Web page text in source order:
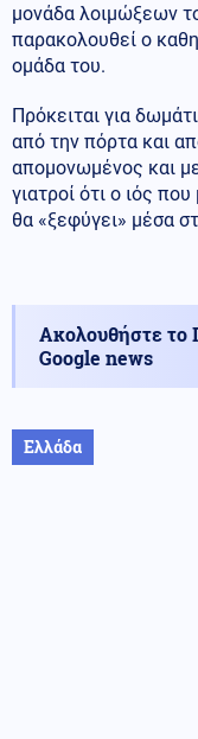
μονάδα λοιμώξεων
παρακολουθεί ο
ομάδα του.
Πρόκειται για
από την πόρτα και
απομονωμένος και
γιατροί ότι ο ιός
θα «ξεφύγει» μέσα
Ακολουθήστε το
Google news
Ελλάδα